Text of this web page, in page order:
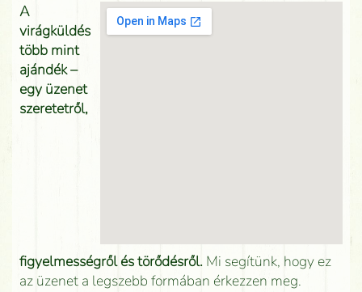
A
virágküldés
több mint
ajándék –
egy üzenet
szeretetről,
figyelmességről és törődésről.Mi segítünk, hogy ez
az üzenet a legszebb formában érkezzen meg.